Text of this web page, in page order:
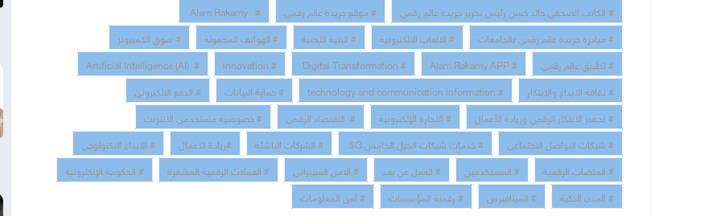
# الكاتب الصحفي خالد حسن رئيس تحرير جريدة عالم رقمي
# موقع جريدة عالم رقمي
# Alam Rakamy
# مبادرة جريدة عالم رقمي بالجامعات
# الالعاب الالكترونية # البنية التحتية # الهواتف المحمولة
# سوق الكمبيوتر
# تطبيق عالم رقمي
# Alam Rakamy APP
# Digital Transformation
# innovation
# Artificial Intelligence (AI)
# ثقافة الابداع والابتكار
# technology and communication Information # حماية البيانات
# الدفع الالكتروني
# تحفيز الابتكار الرقمي وريادة الأعمال
# التجارة الإلكترونية # الاقتصاد الرقمي
# خصوصية مستخدمى الانترنت
# شبكات التواصل الاجتماعي
# خدمات شبكات الجيل الخامس 5G # الشركات الناشئة #ريادة الاعمال
# الابداع التكنولوجي
# المنصات الرقمية
# المستخدمين # العمل عن بعد # الامن السبيراني # العملات الرقمية المشفرة
# الحكومة الإلكترونية
# المدن الذكية
# الميتافيرس # رقمنة المؤسسات # أمن المعلومات